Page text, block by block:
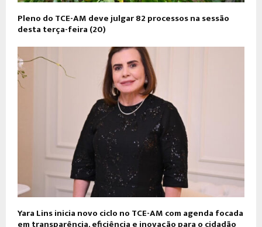
​Pleno do TCE-AM deve julgar 82 processos na sessão
desta terça-feira (20)
Yara Lins inicia novo ciclo no TCE-AM com agenda focada